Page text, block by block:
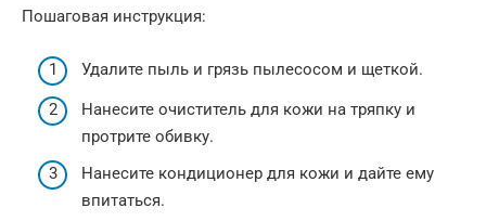
Пошаговая инструкция:
Удалите пыль и грязь пылесосом и щеткой.
Нанесите очиститель для кожи на тряпку и
протрите обивку.
Нанесите кондиционер для кожи и дайте ему
впитаться.